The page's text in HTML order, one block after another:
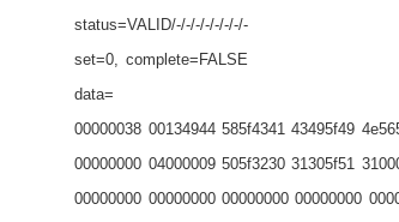
status=VALID/-/-/-/-/-/-/-/-
set=0, complete=FALSE
data=
00000038 00134944 585f4341 43495f49
00000000 04000009 505f3230 31305f51
00000000 00000000 00000000 00000000